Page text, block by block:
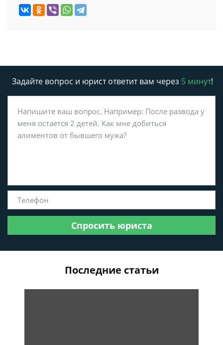
Задайте вопрос и юрист ответит вам через 5 минут!
Спросить юриста
Последние статьи